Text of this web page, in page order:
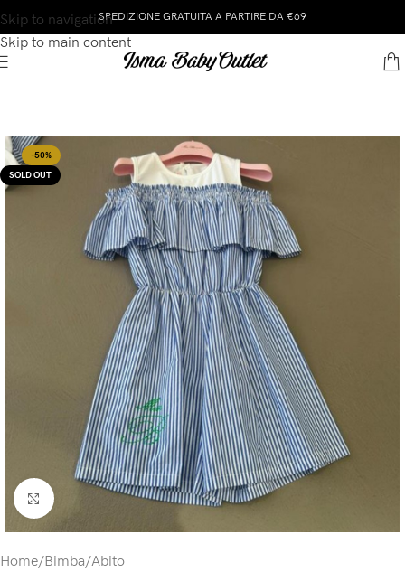
Skip to navigation
Skip to main content
SPEDIZIONE GRATUITA A PARTIRE DA €69
-50%
SOLD OUT
Click to enlarge
Home/Bimba/Abito